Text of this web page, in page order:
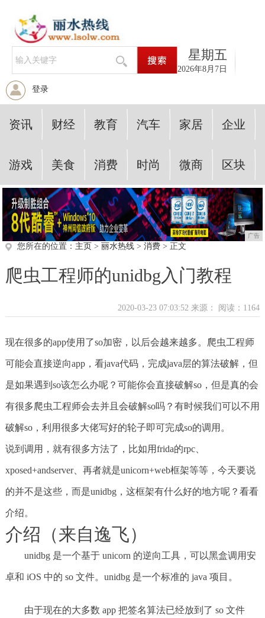
星期五
2026年8月7日
登录
资讯 财经 教育 汽车 家居 企业
游戏 美食 消费 时尚 微商 区块
广告
您所在的位置： 主页 > 丽水热线> 消费> 正文
爬虫工程师的unidbg入门教程
2020-03-23 07:03:52 来源： 阅读：1164
现在很多的app使用了so加密，以后会越来越多。爬虫工程师
可能会直接逆向app，看java代码，完成java层的算法破解，但
是如果遇到so该怎么办呢？可能你会直接破解so，但是真的会
有很多爬虫工程师会去并且会破解so吗？有时候我们可以不用
破解so，利用很多大佬写好的轮子即可完成so的调用。
说到调用，就有很多方法了，比如用frida的rpc、
xposed+andserver、再者就是unicorn+web框架等等，今天要说
的并不是这些，而是unidbg，这框架有什么好的地方呢？看看
介绍。
介绍（来自逸飞）
unidbg 是一个基于 unicorn 的逆向工具，可以黑盒调用安
卓和 iOS 中的 so 文件。unidbg 是一个标准的 java 项目。
由于现在的大多数 app 把签名算法已经放到了 so 文件